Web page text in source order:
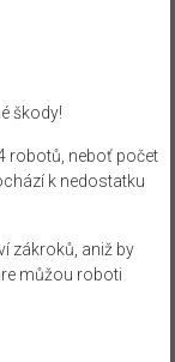
škody!
robotů, neboť počet
k nedostatku
zákroků, aniž by
můžou roboti